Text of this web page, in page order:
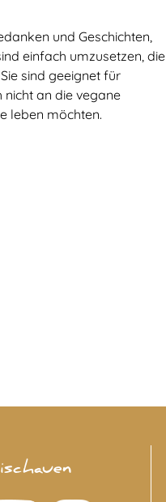
und Geschichten,
einfach umzusetzen, die
sind geeignet für
nicht an die vegane
leben möchten.